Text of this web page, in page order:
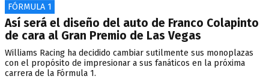
FÓRMULA 1
Así será el diseño del auto de Franco Colapinto
de cara al Gran Premio de Las Vegas
Williams Racing ha decidido cambiar sutilmente sus monoplazas
con el propósito de impresionar a sus fanáticos en la próxima
carrera de la Fórmula 1.